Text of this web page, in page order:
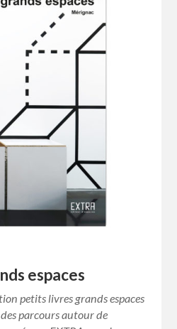
espaces
petits livres grands espaces
parcours autour de